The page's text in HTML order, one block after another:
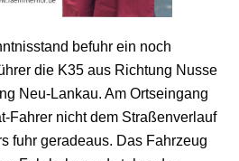
befuhr ein noch
die K35 aus Richtung Nusse
Neu-Lankau. Am Ortseingang
Fahrer nicht dem Straßenverlauf
fuhr geradeaus. Das Fahrzeug